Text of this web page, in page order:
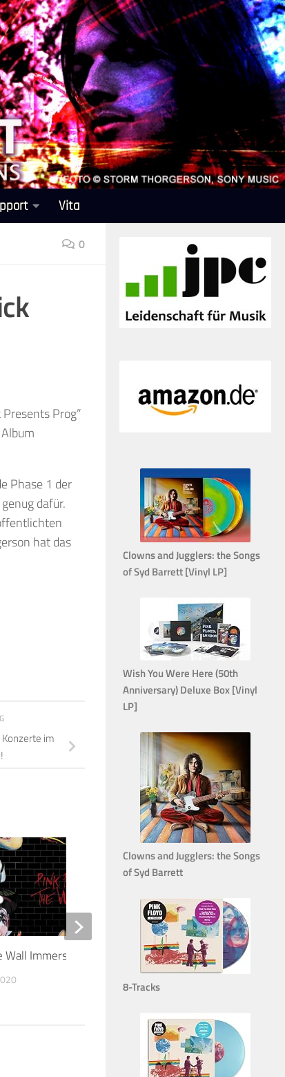
Vita
0
Prog”
Phase 1 der
dafür.
hat das
im
5
Wall Immersion Boxset David Gilmour über
Clowns and Jugglers: the Songs
of Syd Barrett [Vinyl LP]
Wish You Were Here (50th
Anniversary) Deluxe Box [Vinyl
LP]
Clowns and Jugglers: the Songs
of Syd Barrett
8-Tracks